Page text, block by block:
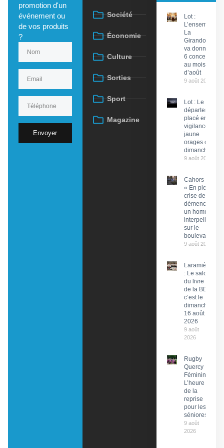
promotion d'un
événement ou
de vos produits
?
Envoyer
Société
Économie
Culture
Sorties
Sport
Magazine
Lot :
L’ensemble
La
Girandola
va donner
6 concerts
au mois
d’août
9 août 2026
Lot : Le
département
placé en
vigilance
jaune
orages ce
dimanche
9 août 2026
Cahors :
« En pleine
crise de
démence »,
un homme
interpellé
sur le
boulevard
9 août 2026
Laramière
: Le salon
du livre et
de la BD,
c’est le
dimanche
16 août
2026
9 août
2026
Rugby
Quercy
Féminin :
L’heure
de la
reprise
pour les
séniores
9 août
2026